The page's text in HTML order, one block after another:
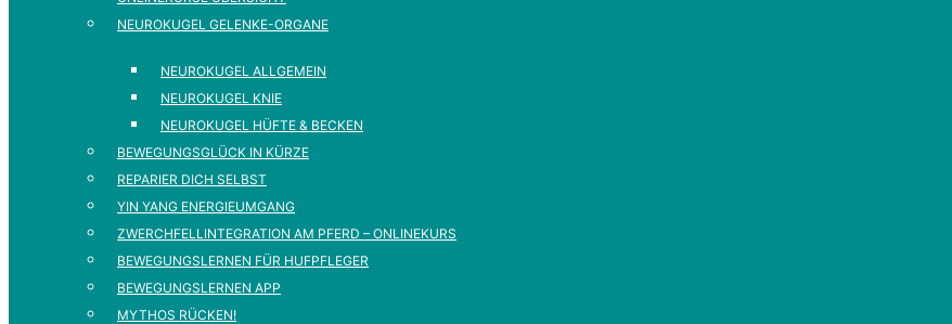
NEUROKUGEL GELENKE-ORGANE
NEUROKUGEL ALLGEMEIN
NEUROKUGEL KNIE
NEUROKUGEL HÜFTE & BECKEN
BEWEGUNGSGLÜCK IN KÜRZE
REPARIER DICH SELBST
YIN YANG ENERGIEUMGANG
ZWERCHFELLINTEGRATION AM PFERD – ONLINEKURS
BEWEGUNGSLERNEN FÜR HUFPFLEGER
BEWEGUNGSLERNEN APP
MYTHOS RÜCKEN!